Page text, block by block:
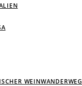
WEINWANDERWEG